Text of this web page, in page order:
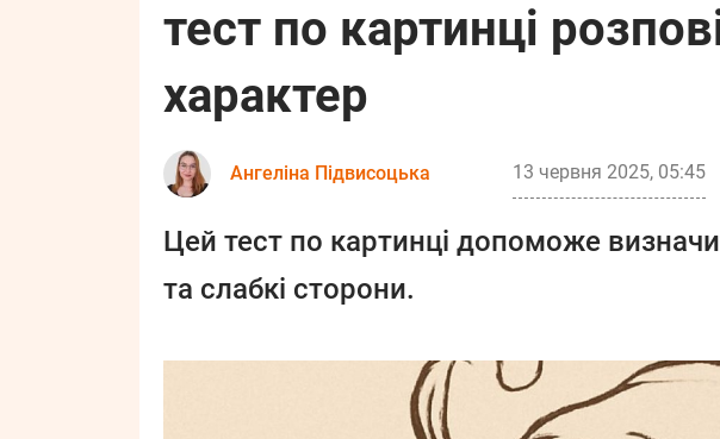
тест по картинці
характер
Ангеліна Підвисоцька 13 червня 2025, 05:45
Цей тест по картинці допоможе
та слабкі сторони.